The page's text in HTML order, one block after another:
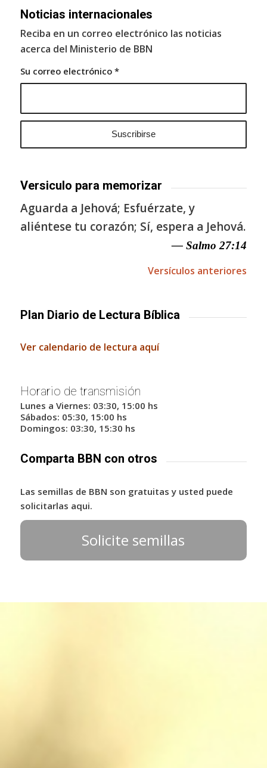
Noticias internacionales
Reciba en un correo electrónico las noticias
acerca del Ministerio de BBN
Su correo electrónico *
Versiculo para memorizar
Aguarda a Jehová; Esfuérzate, y
aliéntese tu corazón; Sí, espera a Jehová.
— Salmo 27:14
Versículos anteriores
Plan Diario de Lectura Bíblica
Ver calendario de lectura aquí
Horario de transmisión
Lunes a Viernes: 03:30, 15:00 hs
Sábados: 05:30, 15:00 hs
Domingos: 03:30, 15:30 hs
Comparta BBN con otros
Las semillas de BBN son gratuitas y usted puede
solicitarlas aqui.
Solicite semillas